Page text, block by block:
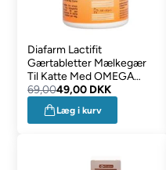
Diafarm Lactifit
Gærtabletter Mælkegær
Til Katte Med OMEGA
100stk
69,0049,00 DKK
Læg i kurv